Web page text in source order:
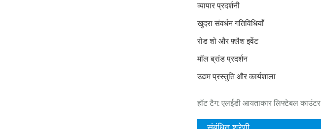
व्यापार प्रदर्शनी
खुदरा संवर्धन गतिविधियाँ
रोड शो और फ़्लैश इवेंट
मॉल ब्रांड प्रदर्शन
उद्यम प्रस्तुति और कार्यशाला
हॉट टैग: एलईडी आयताकार लिफ्टेबल काउंटर